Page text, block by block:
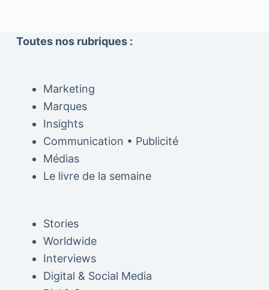
Toutes nos rubriques :
Marketing
Marques
Insights
Communication • Publicité
Médias
Le livre de la semaine
Stories
Worldwide
Interviews
Digital & Social Media